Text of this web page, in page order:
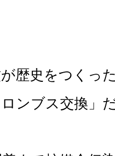
歴史をつくっ
ンブス交換」